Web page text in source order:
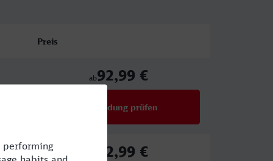
Preis
ab92,99 €
Verbindung prüfen
92,99 €